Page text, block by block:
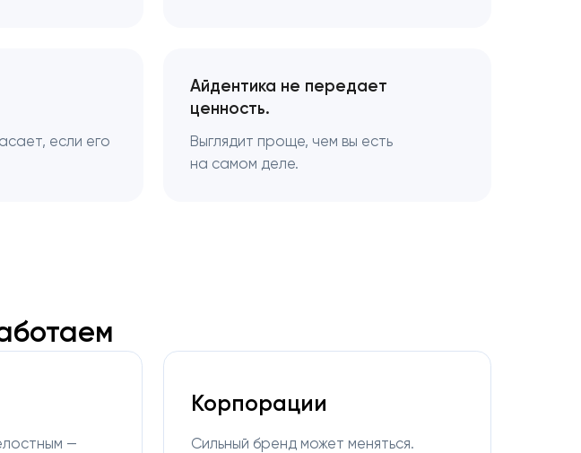
если его
Айдентика не передает
ценность.
Выглядит проще, чем вы есть
на самом деле.
—
Корпорации
Сильный бренд может меняться.